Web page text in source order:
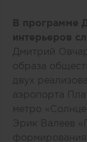
В программе
интерьеров
Дмитрий
образа
двух
аэропорта
метро
Эрик Валеев
формирования